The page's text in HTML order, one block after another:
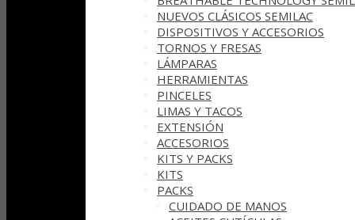
NUEVOS CLÁSICOS SEMILAC
DISPOSITIVOS Y ACCESORIOS
TORNOS Y FRESAS
LÁMPARAS
HERRAMIENTAS
PINCELES
LIMAS Y TACOS
EXTENSIÓN
ACCESORIOS
KITS Y PACKS
KITS
PACKS
CUIDADO DE MANOS